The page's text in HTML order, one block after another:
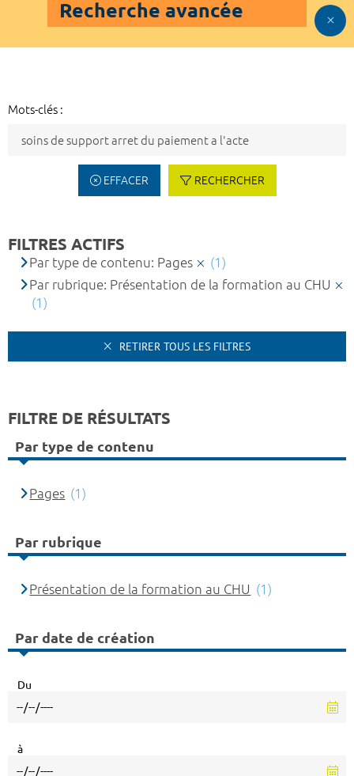
Recherche avancée
Mots-clés :
EFFACER RECHERCHER
FILTRES ACTIFS
Par type de contenu: Pages
(1)
Par rubrique: Présentation de la formation au CHU
(1)
RETIRER TOUS LES FILTRES
FILTRE DE RÉSULTATS
Par type de contenu
Pages (1)
Par rubrique
Présentation de la formation au CHU (1)
Par date de création
Du
à